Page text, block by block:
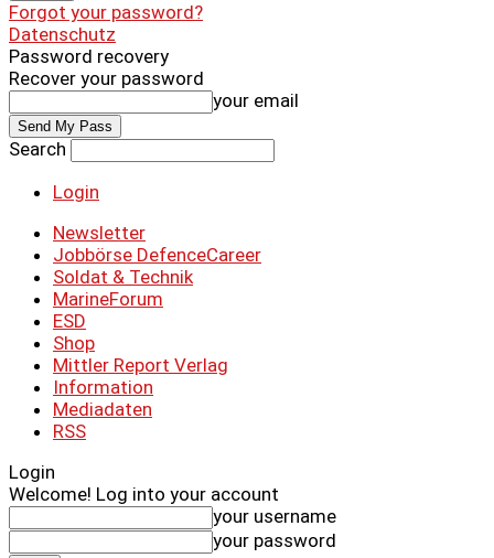
Forgot your password?
Datenschutz
Password recovery
Recover your password
your email
Search
Login
Newsletter
Jobbörse DefenceCareer
Soldat & Technik
MarineForum
ESD
Shop
Mittler Report Verlag
Information
Mediadaten
RSS
Login
Welcome! Log into your account
your username
your password